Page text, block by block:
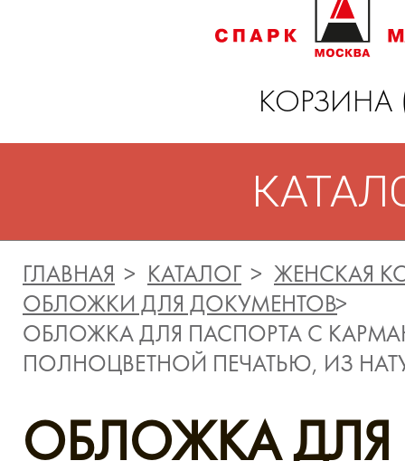
КОРЗИНА
ГЛАВНАЯ КАТАЛОГ
ЖЕНСКАЯ
ОБЛОЖКИ ДЛЯ ДОКУМЕНТОВ
ОБЛОЖКА ДЛЯ ПАСПОРТА С
ПОЛНОЦВЕТНОЙ ПЕЧАТЬЮ, ИЗ
ОБЛОЖКА ДЛЯ